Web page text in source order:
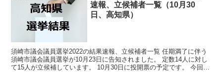
速報、立候補者一覧（10月30
日、高知県）
須崎市議会議員選挙2022の結果速報、立候補者一覧 任期満了に伴う
須崎市議会議員選挙が10月23日に告知されました。 定数14人に対し
て15人が立候補しています。 10月30日に投開票の予定です。 今回の